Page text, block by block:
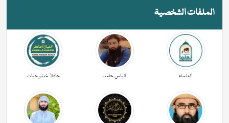
الملفات الشخصية
العلماء الیاس حامد حافظ خضر حیات